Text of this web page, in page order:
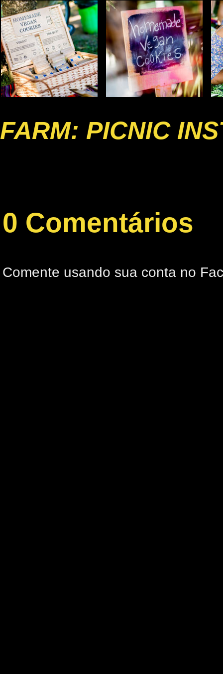
FARM: PICNIC
0 Comentários
Comente usando sua conta no